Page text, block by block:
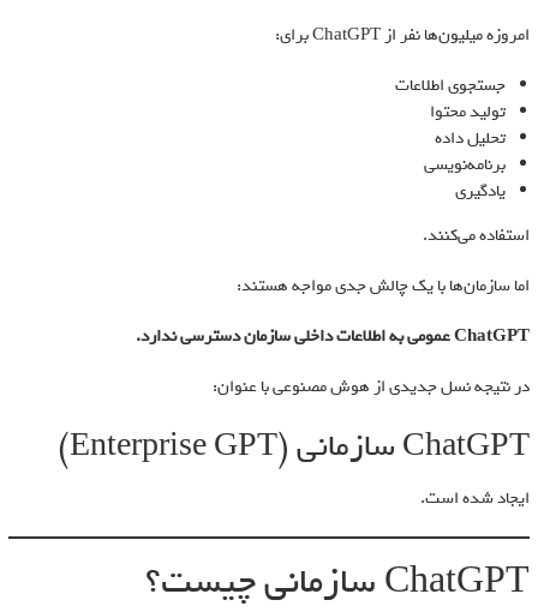
امروزه میلیون‌ها نفر از ChatGPT برای:
جستجوی اطلاعات
تولید محتوا
تحلیل داده
برنامه‌نویسی
یادگیری
استفاده می‌کنند.
اما سازمان‌ها با یک چالش جدی مواجه هستند:
ChatGPT عمومی به اطلاعات داخلی سازمان دسترسی ندارد.
در نتیجه نسل جدیدی از هوش مصنوعی با عنوان:
ChatGPT سازمانی (Enterprise GPT)
ایجاد شده است.
ChatGPT سازمانی چیست؟